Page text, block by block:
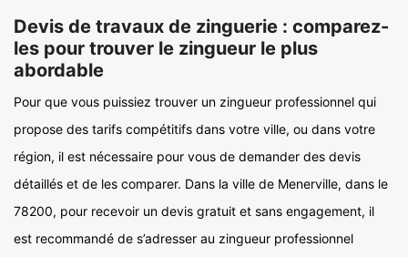
Devis de travaux de zinguerie : comparez-
les pour trouver le zingueur le plus
abordable
Pour que vous puissiez trouver un zingueur professionnel qui
propose des tarifs compétitifs dans votre ville, ou dans votre
région, il est nécessaire pour vous de demander des devis
détaillés et de les comparer. Dans la ville de Menerville, dans le
78200, pour recevoir un devis gratuit et sans engagement, il
est recommandé de s’adresser au zingueur professionnel